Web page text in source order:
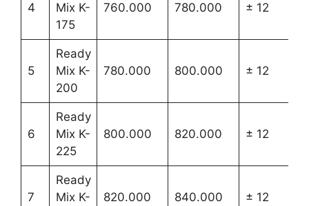
4
Mix K-
175
760.000 780.000 ± 12
5
Ready
Mix K-
200
780.000 800.000 ± 12
6
Ready
Mix K-
225
800.000 820.000 ± 12
7
Ready
Mix K-
820.000 840.000 ± 12